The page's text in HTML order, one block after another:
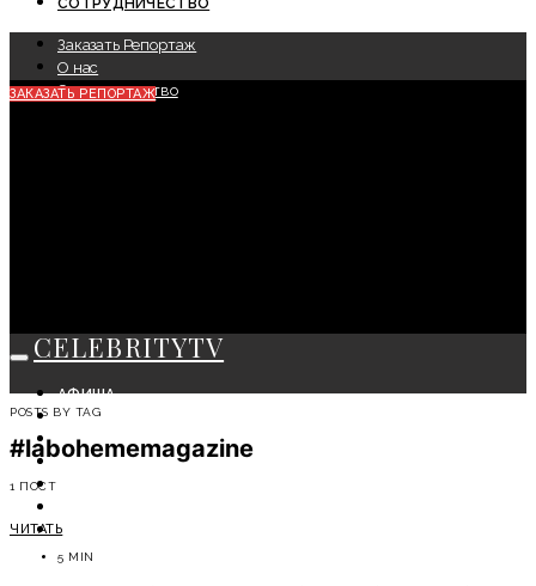
СОТРУДНИЧЕСТВО
Заказать Репортаж
О нас
Сотрудничество
ЗАКАЗАТЬ РЕПОРТАЖ
CELEBRITYTV
АФИША
СОБЫТИЯ
КРАСОТА
МОДА
СОВЕТЫ ЭКСПЕРТОВ
POSTS BY TAG
#labohememagazine
1 ПОСТ
ЧИТАТЬ
5 MIN